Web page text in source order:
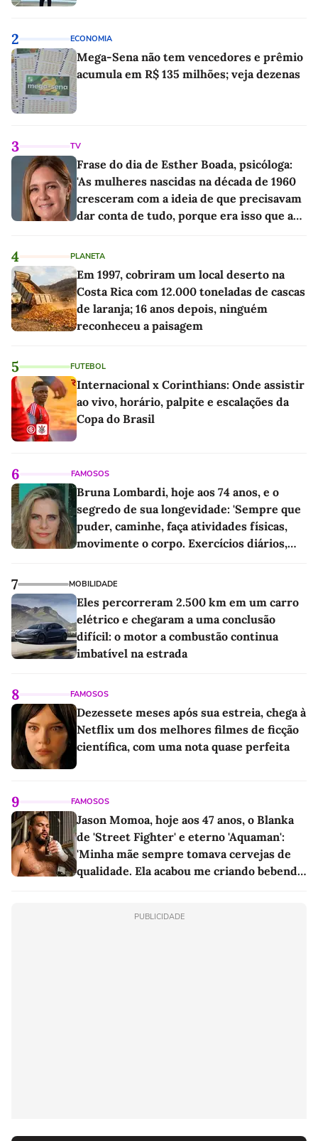
2 ECONOMIA
Mega-Sena não tem vencedores e prêmio
acumula em R$ 135 milhões; veja dezenas
3 TV
Frase do dia de Esther Boada, psicóloga:
'As mulheres nascidas na década de 1960
cresceram com a ideia de que precisavam
dar conta de tudo, porque era isso que a
4 PLANETA
Em 1997, cobriram um local deserto na
Costa Rica com 12.000 toneladas de cascas
de laranja; 16 anos depois, ninguém
reconheceu a paisagem
5 FUTEBOL
Internacional x Corinthians: Onde assistir
ao vivo, horário, palpite e escalações da
Copa do Brasil
6 FAMOSOS
Bruna Lombardi, hoje aos 74 anos, e o
segredo de sua longevidade: 'Sempre que
puder, caminhe, faça atividades físicas,
movimente o corpo. Exercícios diários,
7 MOBILIDADE
Eles percorreram 2.500 km em um carro
elétrico e chegaram a uma conclusão
difícil: o motor a combustão continua
imbatível na estrada
8 FAMOSOS
Dezessete meses após sua estreia, chega à
Netflix um dos melhores filmes de ficção
científica, com uma nota quase perfeita
9 FAMOSOS
Jason Momoa, hoje aos 47 anos, o Blanka
de 'Street Fighter' e eterno 'Aquaman':
'Minha mãe sempre tomava cervejas de
qualidade. Ela acabou me criando bebendo
PUBLICIDADE